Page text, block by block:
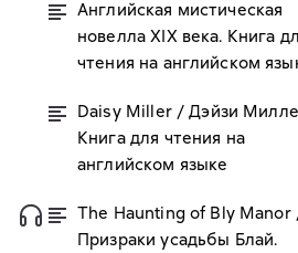
Английская мистическая
новелла XIX века. Книга
чтения на английском
Daisy Miller / Дэйзи
Книга для чтения на
английском языке
The Haunting of Bly Manor
Призраки усадьбы Блай.